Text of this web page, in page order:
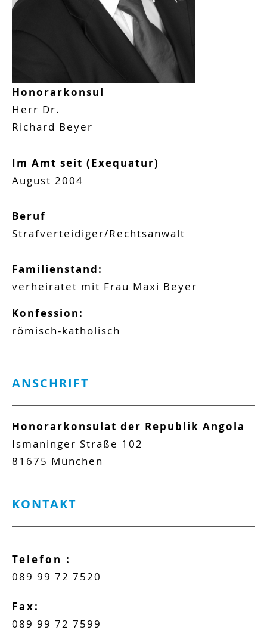
Honorarkonsul
Herr Dr.
Richard Beyer
Im Amt seit (Exequatur)
August 2004
Beruf
Strafverteidiger/Rechtsanwalt
Familienstand:
verheiratet mit Frau Maxi Beyer
Konfession:
römisch-katholisch
ANSCHRIFT
Honorarkonsulat der Republik Angola
Ismaninger Straße 102
81675 München
KONTAKT
Telefon :
089 99 72 7520
Fax:
089 99 72 7599